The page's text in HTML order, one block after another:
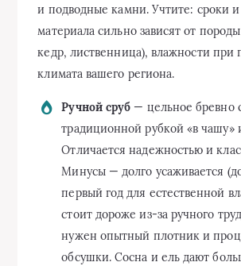
и подводные камни. Учтите: сроки
материала сильно зависят от
кедр, лиственница), влажности при
климата вашего региона.
Ручной сруб — цельное бревно
традиционной рубкой «в чашу»
Отличается надежностью и
Минусы — долго усаживается (до
первый год для естественной
стоит дороже из-за ручного
нужен опытный плотник и
обсушки. Сосна и ель дают